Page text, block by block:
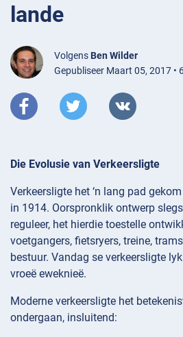
lande
Volgens Ben Wilder
Gepubliseer Maart 05, 2017 •
Die Evolusie van Verkeersligte
Verkeersligte het ‘n lang pad
in 1914. Oorspronklik ontwerp
reguleer, het hierdie toestelle
voetgangers, fietsryers, treine,
bestuur. Vandag se verkeersligte
vroeë eweknieë.
Moderne verkeersligte het
ondergaan, insluitend: